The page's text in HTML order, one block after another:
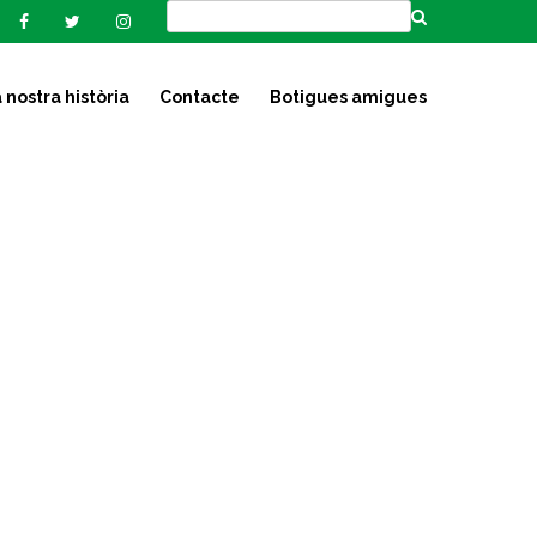
nostra història Contacte Botigues amigues